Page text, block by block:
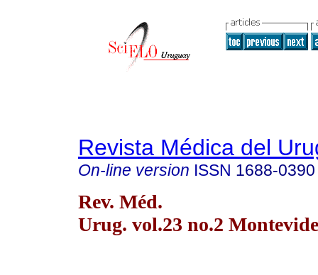
Revista Médica del
On-line version ISSN 1688-0390
Rev. Méd.
Urug. vol.23 no.2